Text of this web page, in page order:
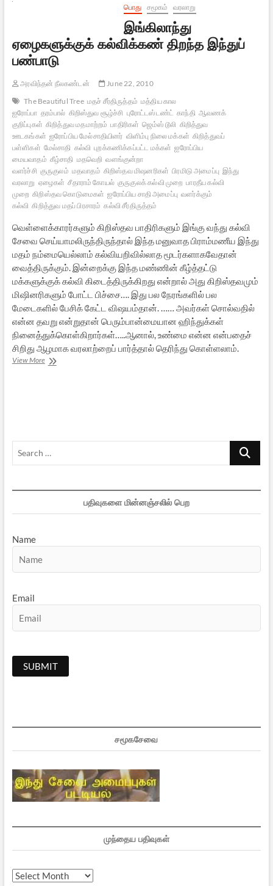
பொது சமூகம் வரலாறு
இங்கிலாந்து
ஏழைகளுக்குக் கல்விக்கண் திறந்த இந்துப்
பண்பாடு
அரவிந்தன் நீலகண்டன்
June 22, 2010
The Beautiful Tree மதச் சீர்திருத்தம் மத்திய கால
ஐரோப்பா தரம்பால் கிறிஸ்துவ சூழ்ச்சி புரோட்டஸ்டண்ட் காந்தி ஆவணக்
குறிப்புகள் கிறித்துவ மதமாற்றம் பாதிரிகள் ஜெம்ஸ் டூலி கிறித்துவ
ஊடகங்கள் ஐரோப்பிய மேல்சாதியினர் விளிம்பு நிலை மக்கள் கிறித்துவப்
பள்ளிகள் மேல்சாதி கல்வி புறக்கணிக்கப்பட்ட மக்கள் ஐரோப்பிய
மையவாதம் கீழ்சாதி மதவெறி வளங்குன்றா
வளர்ச்சி குருகுலம் மதவாதம் கிறிஸ்தவ மிஷனரிகள் பிரமிடு அமைப்பு இந்து
வரலாறு ஏழைகள் சீதாராம் கோயல் குருகுலக் கல்வி முறை பாரதீய கல்வி
முறை கிறிஸ்தவ கொடுமைகள் ஐரோப்பிய சாதி அமைப்பு வளர்க்கும்
கல்வி கிறித்துவ மதப் பிரசாரம் கல்வி சீர்திருத்தம்
வெள்ளைக்காரர்களும் கிறிஸ்தவ பாதிரிகளும் இங்கு வந்து கல்வி
சேவை செய்யாமலிருந்திருந்தால் இந்த மனுவாத பிராம்மணீய இந்து
மதம் நம்மையெல்லாம் கல்வியறிவில்லாத மூடர்களாகவேதான்
வைத்திருக்கும். இன்றைக்கு இந்த மண்ணின் கீழ்த்தட்டு
மக்களுக்குக் கல்வி கிடைத்திருக்கிறது என்றால் அது கிறிஸ்தவமும்
மிஷினரிகளும் போட்ட பிச்சை…. இது பல நேரங்களில் பல
மேடைகளில் பேசிக் கேட்ட விஷயம்தான். …… அவர்கள் சொல்வதில்
என்ன தவறு என்றுதான் பெரும்பான்மையான ஹிந்துக்கள்
நினைத்துக்கொள்கிறார்கள்…..ஆனால், உண்மை என்ன என்பதைச்
சிறிது ஆழமாக வரலாற்றைப் பார்த்தால் தெரிந்து கொள்ளலாம்.
View Moreஇங்கிலாந்து
Search
பதிவுகளை மின்னஞ்சலில் பெற
Name
Email
சமூகசேவை
முந்தைய பதிவுகள்
முந்தைய